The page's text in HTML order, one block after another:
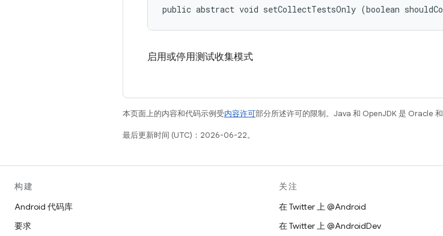
public abstract void setCollectTestsOnly (boolean
启用或停用测试收集模式
本页面上的内容和代码示例受内容许可部分所述许可的限制。Java 和 OpenJDK 是 Oracle
最后更新时间 (UTC)：2026-06-22。
构建
Android 代码库
要求
关注
在 Twitter 上 @Android
在 Twitter 上 @AndroidDev